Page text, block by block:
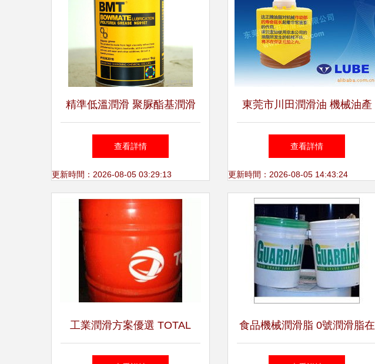
精準低溫潤滑 聚脲酯基潤滑
脂在軸承應用中的效能解析
查看詳情
更新時間：2026-08-05 03:29:13
東莞市川田潤滑油 機械油產
品列表
查看詳情
更新時間：2026-08-05 14:43:24
工業潤滑方案優選 TOTAL
CARTER EP 320齒輪油與食
食品機械潤滑脂 0號潤滑脂在
食品安全中的應用與性能解析